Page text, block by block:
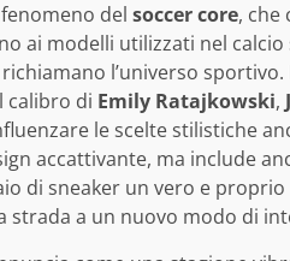
del soccer core, che
ai modelli utilizzati nel
l’universo
calibro di Emily Ratajkowski,
le scelte stilistiche
accattivante, ma include
di sneaker un vero e
strada a un nuovo modo di